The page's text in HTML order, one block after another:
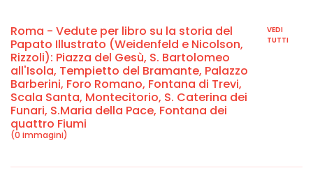
Roma - Vedute per libro su la storia del
Papato Illustrato (Weidenfeld e Nicolson,
Rizzoli): Piazza del Gesù, S. Bartolomeo
all'Isola, Tempietto del Bramante, Palazzo
Barberini, Foro Romano, Fontana di Trevi,
Scala Santa, Montecitorio, S. Caterina dei
Funari, S.Maria della Pace, Fontana dei
quattro Fiumi
(0 immagini)
VEDI
TUTTI